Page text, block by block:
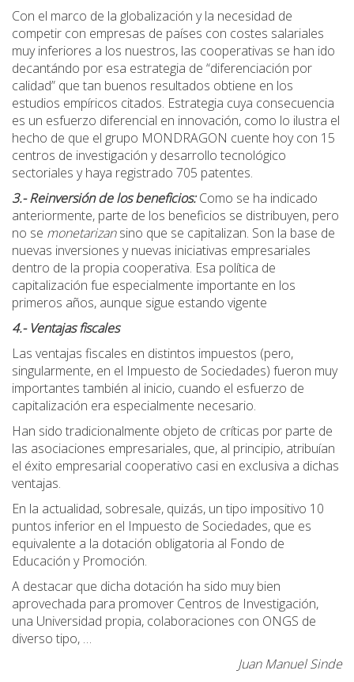
Con el marco de la globalización y la necesidad de
competir con empresas de países con costes salariales
muy inferiores a los nuestros, las cooperativas se han ido
decantándo por esa estrategia de “diferenciación por
calidad” que tan buenos resultados obtiene en los
estudios empíricos citados. Estrategia cuya consecuencia
es un esfuerzo diferencial en innovación, como lo ilustra el
hecho de que el grupo MONDRAGON cuente hoy con 15
centros de investigación y desarrollo tecnológico
sectoriales y haya registrado 705 patentes.
3.- Reinversión de los beneficios:Como se ha indicado
anteriormente, parte de los beneficios se distribuyen, pero
no se monetarizansino que se capitalizan. Son la base de
nuevas inversiones y nuevas iniciativas empresariales
dentro de la propia cooperativa. Esa política de
capitalización fue especialmente importante en los
primeros años, aunque sigue estando vigente
4.- Ventajas fiscales
Las ventajas fiscales en distintos impuestos (pero,
singularmente, en el Impuesto de Sociedades) fueron muy
importantes también al inicio, cuando el esfuerzo de
capitalización era especialmente necesario.
Han sido tradicionalmente objeto de críticas por parte de
las asociaciones empresariales, que, al principio, atribuían
el éxito empresarial cooperativo casi en exclusiva a dichas
ventajas.
En la actualidad, sobresale, quizás, un tipo impositivo 10
puntos inferior en el Impuesto de Sociedades, que es
equivalente a la dotación obligatoria al Fondo de
Educación y Promoción.
A destacar que dicha dotación ha sido muy bien
aprovechada para promover Centros de Investigación,
una Universidad propia, colaboraciones con ONGS de
diverso tipo, …
Juan Manuel Sinde